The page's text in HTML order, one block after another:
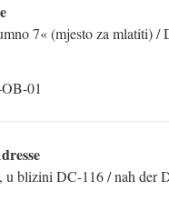
7« (mjesto za mlatiti) /
OB-01
u blizini DC-116 / nah der